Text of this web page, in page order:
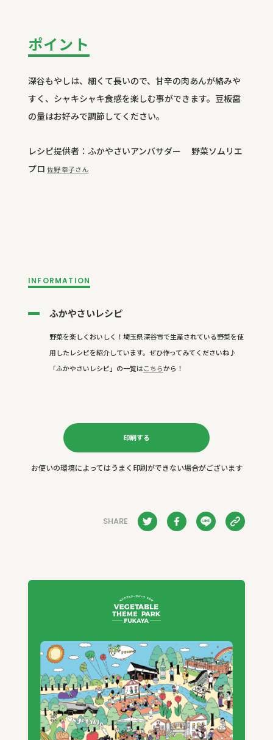
ポイント
深谷もやしは、細くて長いので、甘辛の肉あんが絡みや
すく、シャキシャキ食感を楽しむ事ができます。豆板醤
の量はお好みで調節してください。
レシピ提供者：ふかやさいアンバサダー 野菜ソムリエ
プロ 佐野 幸子さん
INFORMATION
ふかやさいレシピ
野菜を楽しくおいしく！埼玉県深谷市で生産されている野菜を使
用したレシピを紹介しています。ぜひ作ってみてくださいね♪
「ふかやさいレシピ」の一覧はこちらから！
印刷する
お使いの環境によってはうまく印刷ができない場合がございます
SHARE